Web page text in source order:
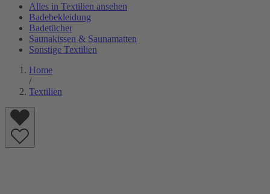
Alles in Textilien ansehen
Badebekleidung
Badetücher
Saunakissen & Saunamatten
Sonstige Textilien
Home
/
Textilien